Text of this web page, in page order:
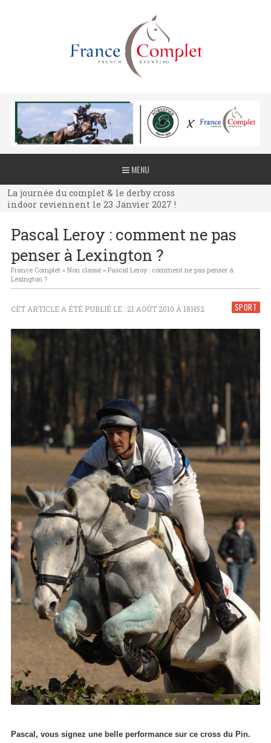
MENU
La journée du complet & le derby cross
indoor reviennent le 23 Janvier 2027 !
La journée du complet & le derby cross
indoor reviennent le 23 Janvier 2027 !
indoor reviennent le 23 Janvier 2027 !
Pascal Leroy : comment ne pas
penser à Lexington ?
France Complet» Non classé» Pascal Leroy : comment ne pas penser à
Lexington ?
SPORT
CET ARTICLE A ÉTÉ PUBLIÉ LE : 21 AOÛT 2010 À 18H52
Pascal, vous signez une belle performance sur ce cross du Pin.